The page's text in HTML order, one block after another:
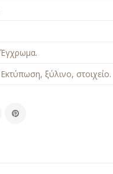
Έγχρωμα.
Εκτύπωση,ξύλινο, στοιχείο.